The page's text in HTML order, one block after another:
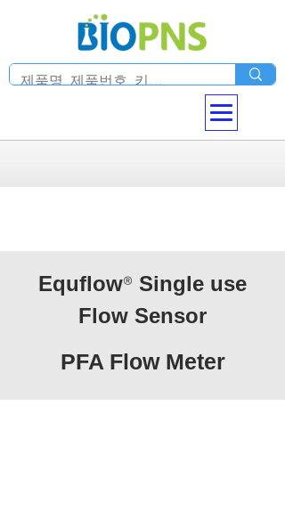
Equflow® Single use
Flow Sensor
PFA Flow Meter